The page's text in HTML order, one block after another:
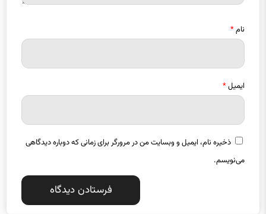
ایمیل*
ذخیره نام، ایمیل و وبسایت من در مرورگر برای زمانی که دوباره دیدگاهی
می‌نویسم.